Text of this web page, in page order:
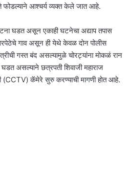
फोडल्याने आश्चर्य व्यक्त केले जात आहे.
घडत असून एकाही घटनेचा अद्याप तपास
गाव असून ही येथे केवळ दोन पोलीस
गस्त बंद असल्यामुळे चोरट्यांना मोकळं रान
असल्याने छत्रपती शिवाजी महाराज
(CCTV) कॅमेरे सुरु करण्याची मागणी होत आहे.